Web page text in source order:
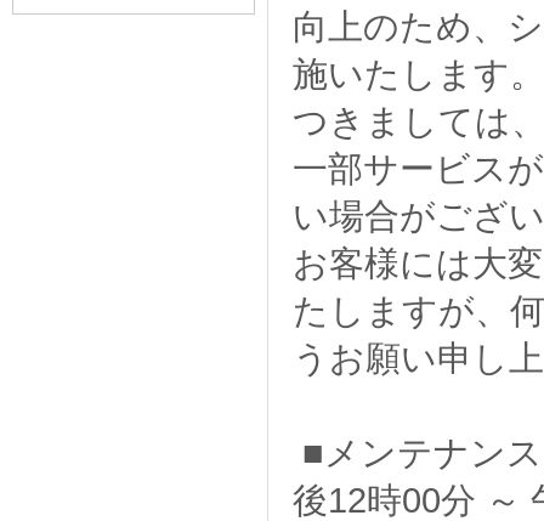
向上のため、
施いたします
つきましては
一部サービス
い場合がござ
お客様には大
たしますが、
うお願い申し
■メンテナン
後12時00分 ～